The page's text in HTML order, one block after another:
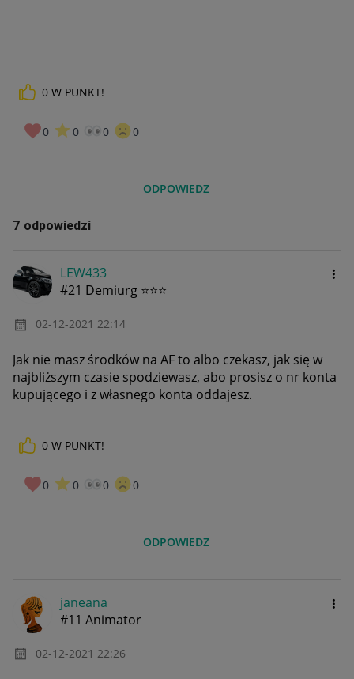
0 W PUNKT!
0 0 0 0
ODPOWIEDZ
7 odpowiedzi
LEW433
#21 Demiurg ⭐⭐⭐
‎02-12-2021 22:14
Jak nie masz środków na AF to albo czekasz, jak się w
najbliższym czasie spodziewasz, abo prosisz o nr konta
kupującego i z własnego konta oddajesz.
0 W PUNKT!
0 0 0 0
ODPOWIEDZ
janeana
#11 Animator
‎02-12-2021 22:26